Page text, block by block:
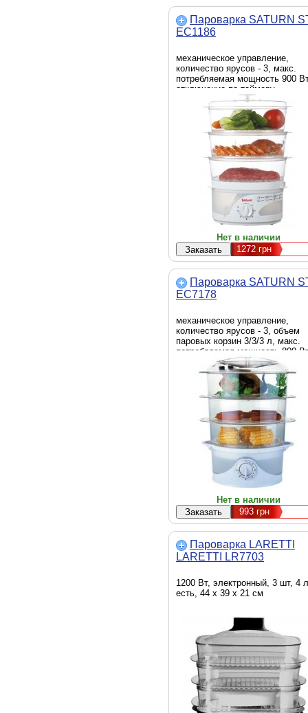
Пароварка SATURN
EC1186
механическое управление,
количество ярусов - 3, макс.
потребляемая мощность 900
отключение по таймеру
Нет в наличии
1272 грн
Пароварка SATURN
EC7178
механическое управление,
количество ярусов - 3, объем
паровых корзин 3/3/3 л, макс.
потребляемая мощность 800
отключение по таймеру, долив
воды во время приготовления
Нет в наличии
993грн
Пароварка LARETTI
LARETTI LR7703
1200 Вт, электронный, 3 шт, 4
есть, 44 x 39 x 21 см